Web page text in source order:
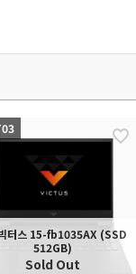
터스 15-fb1035AX (SSD
512GB)
Sold Out